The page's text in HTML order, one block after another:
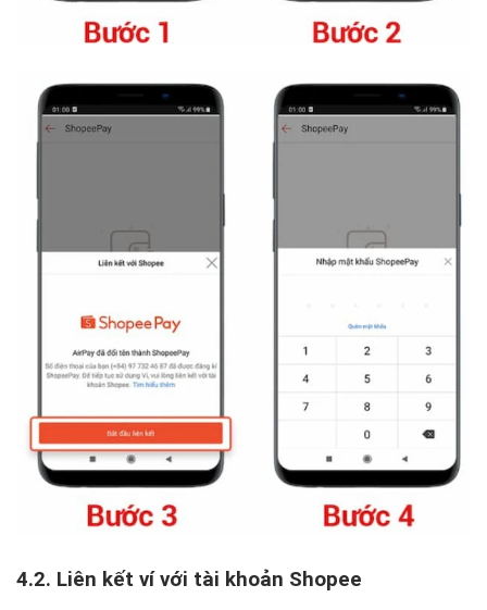
4.2. Liên kết ví với tài khoản Shopee